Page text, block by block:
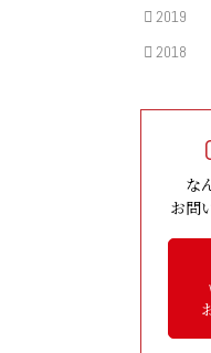
2019
2018
な
お問